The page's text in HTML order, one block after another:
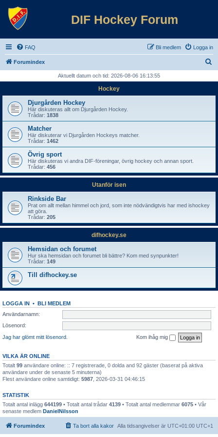
DIF Hockey Forum
FAQ Logga in
Bli medlem
Forumindex
Aktuellt datum och tid: 2026-08-06 16:13:55
Hockey
Djurgården Hockey
Här diskuteras allt om Djurgården Hockey.
Trådar: 1838
Matcher
Här diskuterar vi Djurgården Hockeys matcher.
Trådar: 1462
Övrig sport
Här diskuteras vi andra DIF-föreningar, övrig hockey och annan sport.
Trådar: 456
Utanför isen
Rinkside Bar
Prat om allt mellan himmel och jord, som inte nödvändigtvis har med ishockey
att göra.
Trådar: 205
difhockey.se
Hemsidan och forumet
Hur ska hemsidan och forumet bli bättre? Kom med synpunkter!
Trådar: 149
Till difhockey.se
LOGGA IN • BLI MEDLEM
Användarnamn:
Lösenord:
Jag har glömt mitt lösenord.
Kom ihåg mig
VILKA ÄR ONLINE
Totalt 99 användare online: :: 7 registrerade, 0 dolda and 92 gäster (baserat på aktiva
användare under de senaste 5 minuterna)
Flest användare online samtidigt: 5987 , 2026-03-31 04:46:15
STATISTIK
Totalt antal inlägg 644199 • Totalt antal trådar 4139 • Totalt antal medlemmar 6075 • Vår
senaste medlem DanielNilsson
Forumindex Alla tidsangivelser är UTC+01:00 UTC+1
Ta bort alla kakor